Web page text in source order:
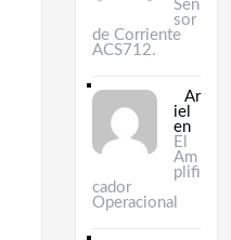
Sen
sor
de Corriente
ACS712.
Ar
iel
en
El
Am
plifi
cador
Operacional